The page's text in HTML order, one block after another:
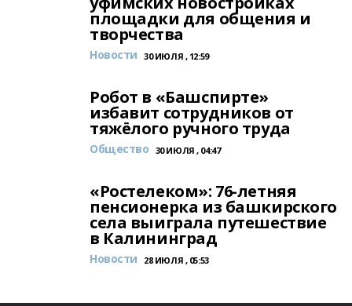
площадки для общения и
творчества
Новости 30 ИЮЛЯ , 12:59
Робот в «Башспирте»
избавит сотрудников от
тяжёлого ручного труда
Общество 30 ИЮЛЯ , 04:47
«Ростелеком»: 76-летняя
пенсионерка из башкирского
села выиграла путешествие
в Калининград
Новости 28 ИЮЛЯ , 05:53